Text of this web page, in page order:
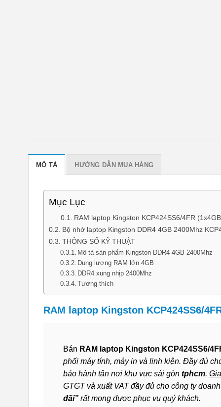
MÔ TẢ HƯỚNG DẪN MUA HÀNG
Mục Lục
RAM laptop Kingston KCP424SS6/4FR
Bộ nhớ laptop Kingston DDR4 4GB 2400Mhz
THÔNG SỐ KỸ THUẬT
Mô tả sản phẩm Kingston DDR4 4GB 2400Mhz
Dung lượng RAM lớn 4GB
DDR4 xung nhịp 2400Mhz
Tương thích
RAM laptop Kingston KCP424SS6/
Bán RAM laptop Kingston KCP424SS6/
phối máy tính, máy in và linh kiện. Đầy đủ
bảo hành tận nơi khu vực sài gòn tphcm.
GTGT và xuất VAT đầy đủ cho công ty
đãi” rất mong được phục vụ quý khách.